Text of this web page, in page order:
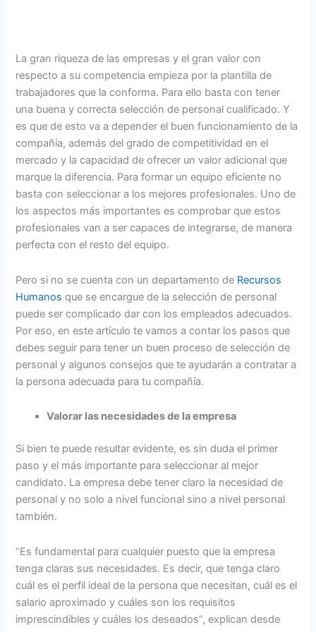
La gran riqueza de las empresas y el gran valor con
respecto a su competencia empieza por la plantilla de
trabajadores que la conforma. Para ello basta con tener
una buena y correcta selección de personal cualificado. Y
es que de esto va a depender el buen funcionamiento de la
compañía, además del grado de competitividad en el
mercado y la capacidad de ofrecer un valor adicional que
marque la diferencia. Para formar un equipo eficiente no
basta con seleccionar a los mejores profesionales. Uno de
los aspectos más importantes es comprobar que estos
profesionales van a ser capaces de integrarse, de manera
perfecta con el resto del equipo.
Pero si no se cuenta con un departamento de Recursos
Humanos que se encargue de la selección de personal
puede ser complicado dar con los empleados adecuados.
Por eso, en este artículo te vamos a contar los pasos que
debes seguir para tener un buen proceso de selección de
personal y algunos consejos que te ayudarán a contratar a
la persona adecuada para tu compañía.
Valorar las necesidades de la empresa
Si bien te puede resultar evidente, es sin duda el primer
paso y el más importante para seleccionar al mejor
candidato. La empresa debe tener claro la necesidad de
personal y no solo a nivel funcional sino a nivel personal
también.
“Es fundamental para cualquier puesto que la empresa
tenga claras sus necesidades. Es decir, que tenga claro
cuál es el perfil ideal de la persona que necesitan, cuál es el
salario aproximado y cuáles son los requisitos
imprescindibles y cuáles los deseados”, explican desde